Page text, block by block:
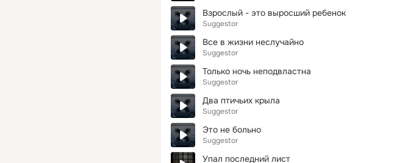
Взрослый - это выросший ребенок
Suggestor
Все в жизни неслучайно
Suggestor
Только ночь неподвластна
Suggestor
Два птичьих крыла
Suggestor
Это не больно
Suggestor
Упал последний лист